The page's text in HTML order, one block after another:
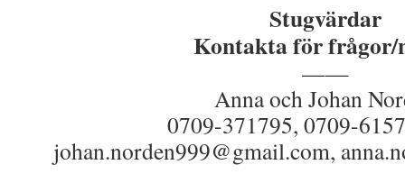
Stugvärdar
Kontakta för frågor/
——
Anna och Johan
0709-371795, 0709-
johan.norden999@gmail.com,